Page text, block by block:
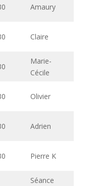
Amaury
Claire
Marie-
Cécile
Olivier
Adrien
Pierre K
Séance